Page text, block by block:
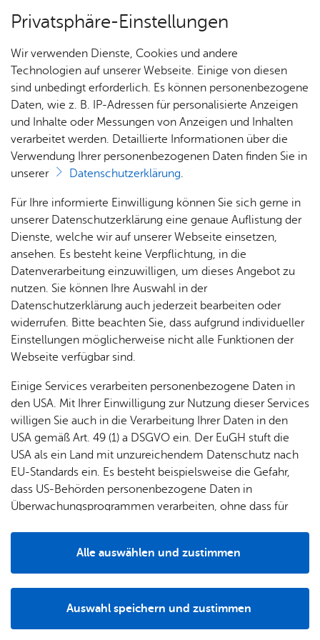
Ver­an­stal­tun­gen
Ver­an­stal­tun­gen
Ter­min spei­chern
Ver­an­stal­tung dru­cken
Vor­le­sen
Ab­schluss­gril­len zum Sai­son­
en­de
Sonn­tag, 13. Sep­tem­ber 2026 , 17:00 Uhr
Uhr
Zum Ende der Badesaison findet auch dieses Jahr wieder
das Abschlussgrillen im Strandbad statt.
Grills, Picknickkörbe und Grillgut mitgebracht werden, um
in gemütlicher Atmosphäre zu schlemmen.
Privatsphäre-Einstellungen
Wir verwenden Dienste, Cookies und andere
Technologien auf unserer Webseite. Einige von diesen
sind unbedingt erforderlich. Es können personenbezogene
Daten, wie z. B. IP-Adressen für personalisierte Anzeigen
und Inhalte oder Messungen von Anzeigen und Inhalten
verarbeitet werden. Detaillierte Informationen über die
Verwendung Ihrer personenbezogenen Daten finden Sie in
unserer
Datenschutzerklärung.
Für Ihre informierte Einwilligung können Sie sich gerne in
unserer Datenschutzerklärung eine genaue Auflistung der
Dienste, welche wir auf unserer Webseite einsetzen,
ansehen. Es besteht keine Verpflichtung, in die
Datenverarbeitung einzuwilligen, um dieses Angebot zu
nutzen. Sie können Ihre Auswahl in der
Datenschutzerklärung auch jederzeit bearbeiten oder
widerrufen. Bitte beachten Sie, dass aufgrund individueller
Einstellungen möglicherweise nicht alle Funktionen der
Webseite verfügbar sind.
Einige Services verarbeiten personenbezogene Daten in
den USA. Mit Ihrer Einwilligung zur Nutzung dieser Services
willigen Sie auch in die Verarbeitung Ihrer Daten in den
USA gemäß Art. 49 (1) a DSGVO ein. Der EuGH stuft die
USA als ein Land mit unzureichendem Datenschutz nach
EU-Standards ein. Es besteht beispielsweise die Gefahr,
dass US-Behörden personenbezogene Daten in
Überwachungsprogrammen verarbeiten, ohne dass für
Auswahl speichern und zustimmen
Alle auswählen und zustimmen